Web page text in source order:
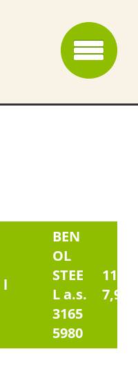
l
BEN
OL
STEE
L a.s.
3165
5980
1155
7,96